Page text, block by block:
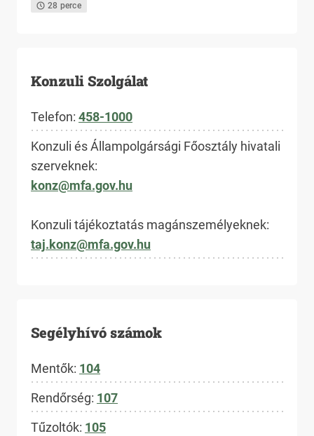
28 perce
Konzuli Szolgálat
Telefon: 458-1000
Konzuli és Állampolgársági Főosztály hivatali
szerveknek:
konz@mfa.gov.hu
Konzuli tájékoztatás magánszemélyeknek:
taj.konz@mfa.gov.hu
Segélyhívó számok
Mentők: 104
Rendőrség: 107
Tűzoltók: 105